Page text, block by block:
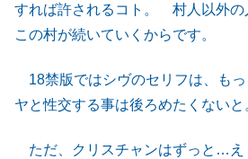
すれば許されるコト。 村人以外の
この村が続いていくからです。
18禁版ではシヴのセリフは、も
ヤと性交する事は後ろめたくないと
ただ、クリスチャンはずっと…